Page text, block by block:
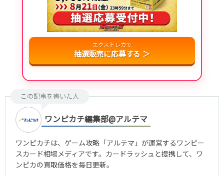
エクストレカで
抽選販売に応募する ＞
この記事を書いた人
ワンピカチ編集部@アルテマ
ワンピカチは、ゲーム攻略「アルテマ」が運営するワンピー
スカード相場メディアです。カードラッシュと提携して、ワ
ンピカの買取価格を毎日更新。